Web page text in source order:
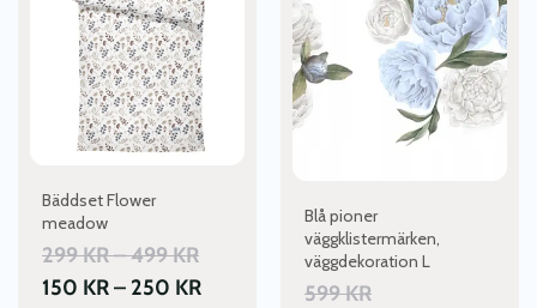
Bäddset Flower
meadow
299KR–499KRPRISINTERVALL:
299 KR
150 KR– 250 KRPRISINTERVALL:
varianter.
alternativen
väljas
produktsidan
Blå pioner
väggklistermärken,
väggdekoration L
599KR